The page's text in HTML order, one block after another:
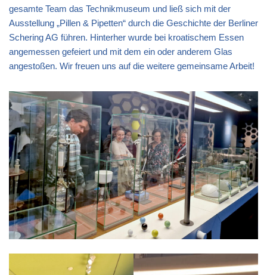
gesamte Team das Technikmuseum und ließ sich mit der
Ausstellung „Pillen & Pipetten“ durch die Geschichte der Berliner
Schering AG führen. Hinterher wurde bei kroatischem Essen
angemessen gefeiert und mit dem ein oder anderem Glas
angestoßen. Wir freuen uns auf die weitere gemeinsame Arbeit!